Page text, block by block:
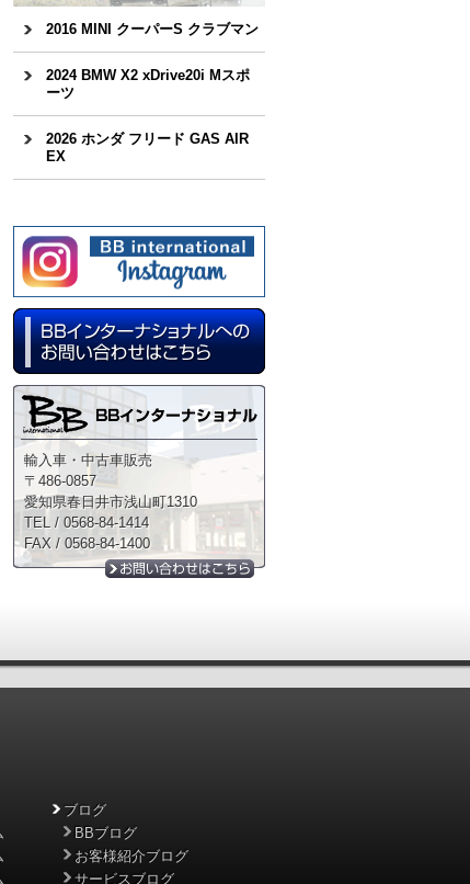
2016 MINI クーパーS クラブマン
2024 BMW X2 xDrive20i Mスポ
ーツ
2026 ホンダ フリード GAS AIR
EX
輸入車・中古車販売
〒486-0857
愛知県春日井市浅山町1310
TEL / 0568-84-1414
FAX / 0568-84-1400
ブログ
BBブログ
お客様紹介ブログ
サービスブログ